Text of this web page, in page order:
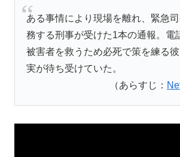
ある事情により現場を離れ、緊急
務する刑事が受けた1本の通報。電
被害者を救うため必死で策を練る
実が待ち受けていた。
（あらすじ：